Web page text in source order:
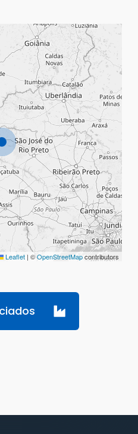
Leaflet | ©OpenStreetMapcontributors